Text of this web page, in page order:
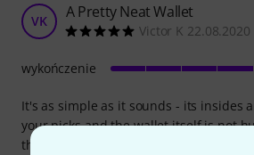
VK A Pretty Neat Wallet
Victor K 22.08.2020
It's as simple as it sounds - its insides
your picks and the wallet itself is not
the thinnest thing, but it's something
wykończenie